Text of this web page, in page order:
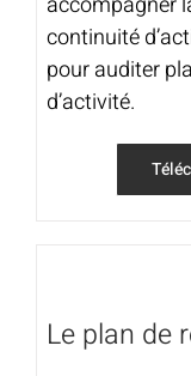
continuité
pour auditer
d’activité.
Le plan de